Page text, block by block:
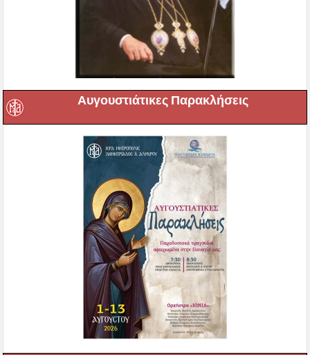
Αυγουστιάτικες Παρακλήσεις